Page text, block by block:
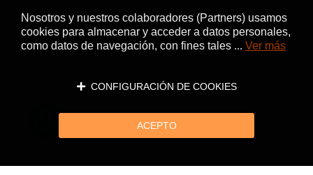
Nosotros y nuestros colaboradores (Partners) usamos
cookies para almacenar y acceder a datos personales,
como datos de navegación, con fines tales ... Ver más
CONFIGURACIÓN DE COOKIES
ACEPTO